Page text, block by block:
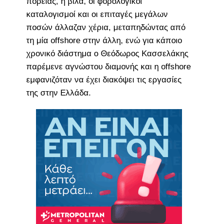
καταλογισμοί και οι επιταγές μεγάλων
ποσών άλλαζαν χέρια, μεταπηδώντας από
τη μία offshore στην άλλη, ενώ για κάποιο
χρονικό διάστημα ο Θεόδωρος Κασσελάκης
παρέμενε αγνώστου διαμονής και η offshore
εμφανιζόταν να έχει διακόψει τις εργασίες
της στην Ελλάδα.